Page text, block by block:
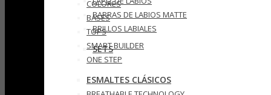
BARRAS DE LABIOS MATTE
BRILLOS LABIALES
SETS
COLORES
BASES
TOPS
SMART BUILDER
ONE STEP
ESMALTES CLÁSICOS